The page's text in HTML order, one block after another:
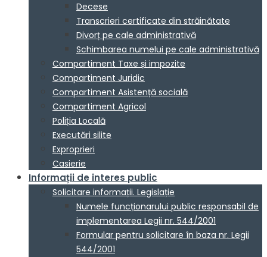
Decese
Transcrieri certificate din străinătate
Divorț pe cale administrativă
Schimbarea numelui pe cale administrativă
Compartiment Taxe și impozite
Compartiment Juridic
Compartiment Asistență socială
Compartiment Agricol
Poliția Locală
Executări silite
Exproprieri
Casierie
Informații de interes public
Solicitare informații. Legislație
Numele funcționarului public responsabil de
implementarea Legii nr. 544/2001
Formular pentru solicitare în baza nr. Legii
544/2001